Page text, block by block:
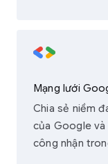
Mạng lưới
Chia sẻ niềm
của Google
công nhận